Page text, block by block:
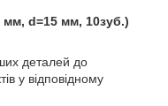
d=15 мм, 10зуб.)
деталей до
у відповідному